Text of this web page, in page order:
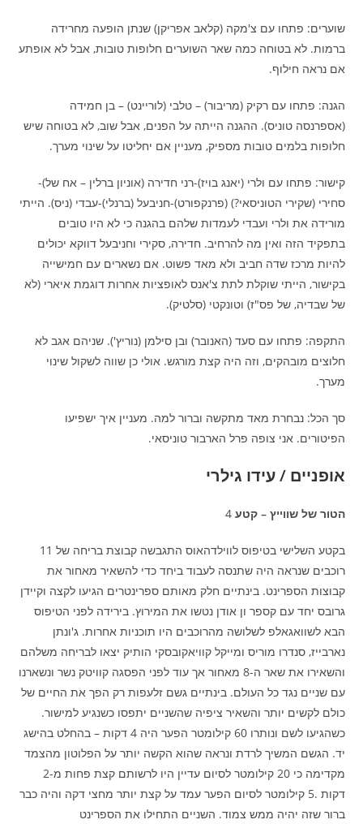
שוערים: פתחו עם צ'מקה (קלאב אפריקן) שנתן הופעה מחרידה
ברמות. לא בטוחה כמה שאר השוערים חלופות טובות, אבל לא אופתע
אם נראה חילוף.
הגנה: פתחו עם רקיק (מריבור) – טלבי (לוריינט) – בן חמידה
(אספרנסה טוניס). ההגנה הייתה על הפנים, אבל שוב, לא בטוחה שיש
חלופות בלמים טובות מספיק, מעניין אם יחליטו על שינוי מערך.
קישור: פתחו עם ולרי (יאנג בויז)-רני חדירה (אוניון ברלין – אח של)-
סחירי (שקירי הטוניסאי?) (פרנקפורט)-חניבעל (ברנלי)-עבדי (ניס). הייתי
מורידה את ולרי ועבדי לעמדות שלהם בהגנה כי לא היו טובים
בתפקיד הזה ואין מה להרחיב. חדירה, סקירי וחניבעל דווקא יכולים
להיות מרכז שדה חביב ולא מאד פשוט. אם נשארים עם חמישייה
בקישור, הייתי שוקלת לתת צ'אנס לאופציות אחרות דוגמת איארי (לא
של שבדיה, של פס"ז) וטונקטי (סלטיק).
התקפה: פתחו עם סעד (האנובר) ובן סילמן (נוריץ'). שניהם אגב לא
חלוצים מובהקים, וזה היה קצת מורגש. אולי כן שווה לשקול שינוי
מערך.
סך הכל: נבחרת מאד מתקשה וברור למה. מעניין איך ישפיעו
הפיטורים. אני צופה פרל הארבור טוניסאי.
אופניים / עידו גילרי
הטור של שווייץ – קטע 4
בקטע השלישי בטיפוס לווילדהאוס התגבשה קבוצת בריחה של 11
רוכבים שנראה היה שתנסה לעבוד ביחד כדי להשאיר מאחור את
קבוצות הספרינט. בינתיים חלק מאותם ספרינטרים הגיעו לקצה וקיידן
גרובס יחד עם קספר ון אודן נטשו את המירוץ. בירידה לפני הטיפוס
הבא לשוואגאלפ לשלושה מהרוכבים היו תוכניות אחרות. ג'ונתן
נארבייז, סנדרו מוריס ומייקל קוויאקובסקי הותיק יצאו לבריחה משלהם
והשאירו את שאר ה-8 מאחור אך עוד לפני הפסגה קוויטק נשר ונשארנו
עם שניים נגד כל העולם. בינתיים גשם זלעפות רק הפך את החיים של
כולם לקשים יותר והשאיר ציפיה שהשניים יתפסו כשנגיע למישור.
כשהגיעו לשם ונותרו 60 קילומטר הפער היה 4 דקות – בהחלט בהישג
יד. הגשם המשיך לרדת ונראה שהוא הקשה יותר על הפלוטון מהצמד
מקדימה כי 20 קילומטר לסיום עדיין היו לרשותם קצת פחות מ-2
דקות .5 קילומטר לסיום הפער עמד על קצת יותר מחצי דקה והיה כבר
ברור שזה יהיה ממש צמוד. השניים התחילו את הספרינט